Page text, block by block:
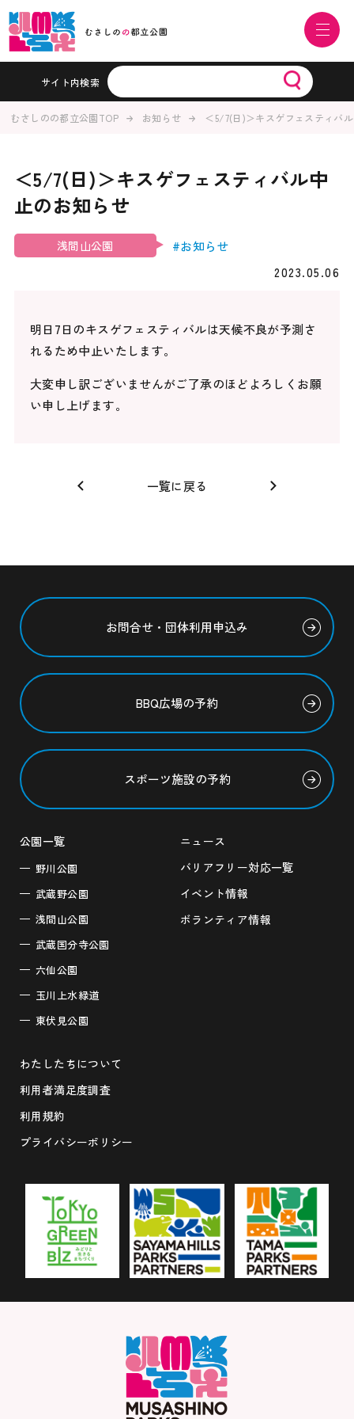
サイト内検索
むさしのの都立公園TOP お知らせ ＜5/7(日)＞キスゲフェスティバ
＜5/7(日)＞キスゲフェスティバル中
止のお知らせ
浅間山公園
#お知らせ
2023.05.06
明日7日のキスゲフェスティバルは天候不良が予測さ
れるため中止いたします。
大変申し訳ございませんがご了承のほどよろしくお願
い申し上げます。
一覧に戻る
お問合せ・団体利用申込み
BBQ広場の予約
スポーツ施設の予約
公園一覧
野川公園
武蔵野公園
浅間山公園
武蔵国分寺公園
六仙公園
玉川上水緑道
東伏見公園
ニュース
バリアフリー対応一覧
イベント情報
ボランティア情報
わたしたちについて
利用者満足度調査
利用規約
プライバシーポリシー